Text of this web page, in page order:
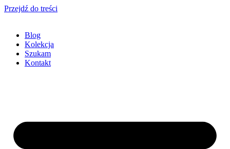
Przejdź do treści
Blog
Kolekcja
Szukam
Kontakt